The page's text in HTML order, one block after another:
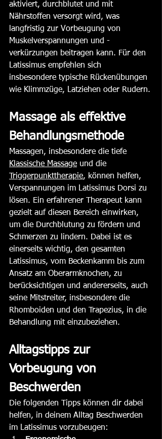
aktiviert, durchblutet und mit
Nährstoffen versorgt wird, was
langfristig zur Vorbeugung von
Muskelverspannungen und -
verkürzungen beitragen kann. Für den
Latissimus empfehlen sich
insbesondere typische Rückenübungen
wie Klimmzüge, Latziehen oder Rudern.
Massage als effektive
Behandlungsmethode
Massagen, insbesondere die tiefe
Klassische Massage und die
Triggerpunkttherapie, können helfen,
Verspannungen im Latissimus Dorsi zu
lösen. Ein erfahrener Therapeut kann
gezielt auf diesen Bereich einwirken,
um die Durchblutung zu fördern und
Schmerzen zu lindern. Dabei ist es
einerseits wichtig, den gesamten
Latissimus, vom Beckenkamm bis zum
Ansatz am Oberarmknochen, zu
berücksichtigen und andererseits, auch
seine Mitstreiter, insbesondere die
Rhomboiden und den Trapezius, in die
Behandlung mit einzubeziehen.
Alltagstipps zur
Vorbeugung von
Beschwerden
Die folgenden Tipps können dir dabei
helfen, in deinem Alltag Beschwerden
im Latissimus vorzubeugen: